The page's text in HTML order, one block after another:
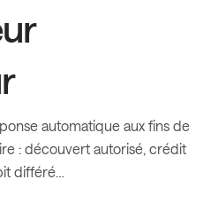
automatique aux fins de
: découvert autorisé, crédit
différé…